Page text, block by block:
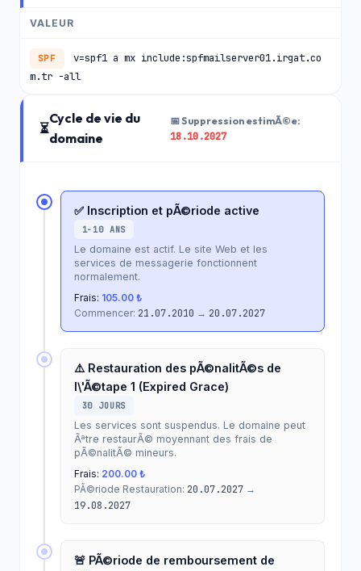
VALEUR
SPF
v=spf1 a mx include:spfmailserver01.irgat.co
m.tr -all
⏳
Cycle de vie du
domaine
📅 Suppression estimÃ©e:
18.10.2027
✅ Inscription et pÃ©riode active
1-10 ANS
Le domaine est actif. Le site Web et les
services de messagerie fonctionnent
normalement.
Frais: 105.00 ₺
Commencer: 21.07.2010 → 20.07.2027
⚠️ Restauration des pÃ©nalitÃ©s de
l\'Ã©tape 1 (Expired Grace)
30 JOURS
Les services sont suspendus. Le domaine peut
Ãªtre restaurÃ© moyennant des frais de
pÃ©nalitÃ© mineurs.
Frais: 200.00 ₺
PÃ©riode Restauration: 20.07.2027 →
19.08.2027
🚨 PÃ©riode de remboursement de